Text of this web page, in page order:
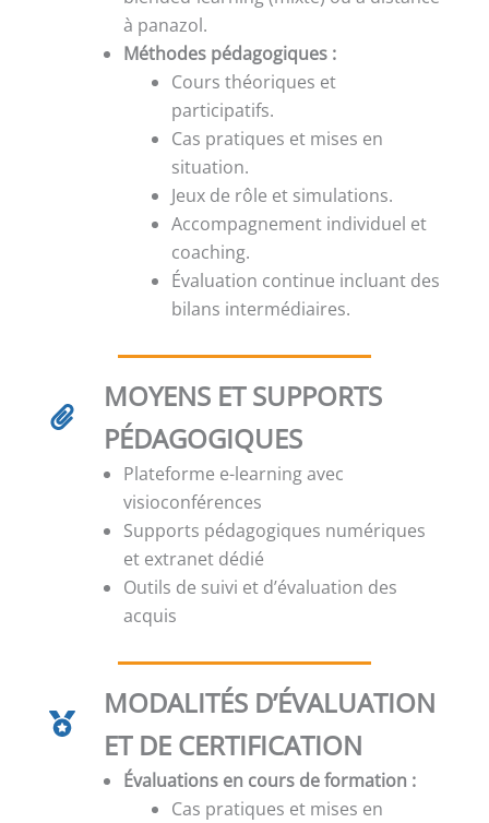
à panazol.
Méthodes pédagogiques :
Cours théoriques et
participatifs.
Cas pratiques et mises en
situation.
Jeux de rôle et simulations.
Accompagnement individuel et
coaching.
Évaluation continue incluant des
bilans intermédiaires.
MOYENS ET SUPPORTS
PÉDAGOGIQUES
Plateforme e-learning avec
visioconférences
Supports pédagogiques numériques
et extranet dédié
Outils de suivi et d’évaluation des
acquis
MODALITÉS D’ÉVALUATION
ET DE CERTIFICATION
Évaluations en cours de formation :
Cas pratiques et mises en